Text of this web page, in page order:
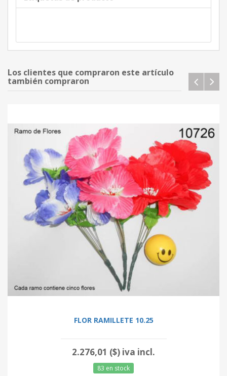
Los clientes que compraron este artículo
también compraron
FLOR RAMILLETE 10.25
2.276,01 ($) iva incl.
83 en stock